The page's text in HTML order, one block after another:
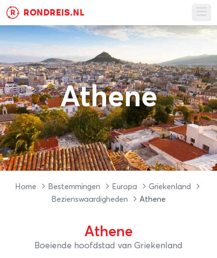
R RONDREIS.NL
Athene
Home Bestemmingen Europa
Griekenland
Bezienswaardigheden
Athene
Athene
Boeiende hoofdstad van Griekenland